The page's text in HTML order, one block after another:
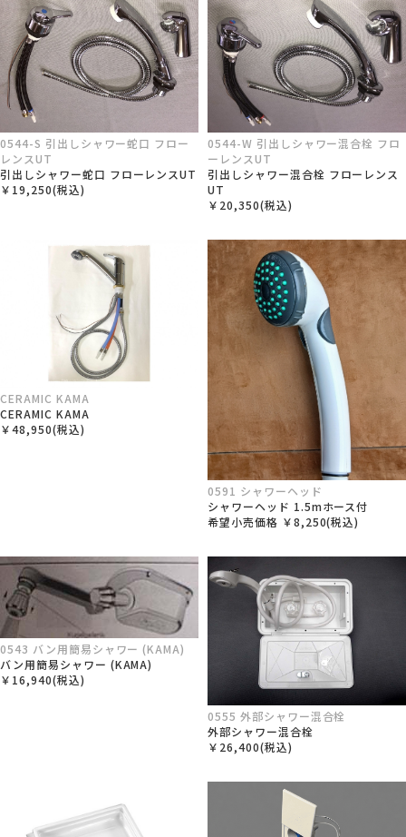
0544-S 引出しシャワー蛇口 フロー
レンスUT
引出しシャワー蛇口 フローレンスUT
￥19,250(税込)
0544-W 引出しシャワー混合栓 フロ
ーレンスUT
引出しシャワー混合栓 フローレンス
UT
￥20,350(税込)
CERAMIC KAMA
CERAMIC KAMA
￥48,950(税込)
0591 シャワーヘッド
シャワーヘッド 1.5mホース付
希望小売価格 ￥8,250(税込)
0543 バン用簡易シャワー (KAMA)
バン用簡易シャワー (KAMA)
￥16,940(税込)
0555 外部シャワー混合栓
外部シャワー混合栓
￥26,400(税込)